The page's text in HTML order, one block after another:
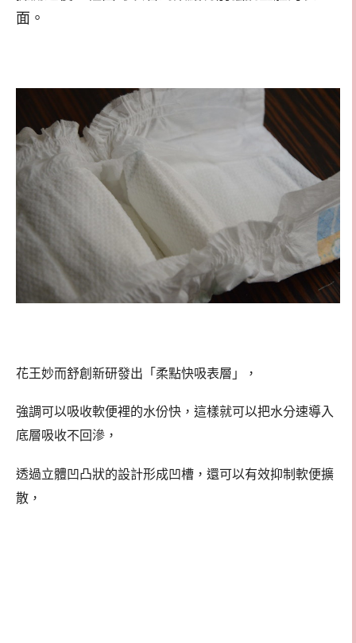
面。
花王妙而舒創新研發出「柔點快吸表層」，
強調可以吸收軟便裡的水份快，這樣就可以把水分速導入
底層吸收不回滲，
透過立體凹凸狀的設計形成凹槽，還可以有效抑制軟便擴
散，